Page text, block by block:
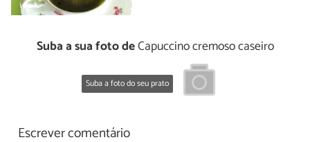
Suba a sua foto deCapuccino cremoso caseiro
Suba a foto do seu prato
Escrever comentário